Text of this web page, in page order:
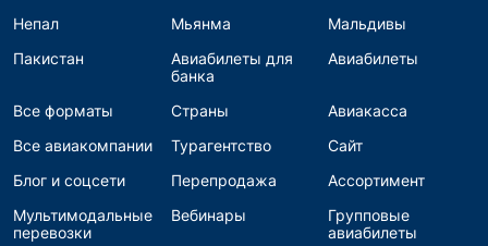
Непал
Мьянма
Мальдивы
Пакистан
Авиабилеты для
банка
Авиабилеты
Все форматы Страны
Авиакасса
Все авиакомпании
Турагентство
Сайт
Блог и соцсети
Перепродажа
Ассортимент
Мультимодальные
перевозки
Вебинары
Групповые
авиабилеты